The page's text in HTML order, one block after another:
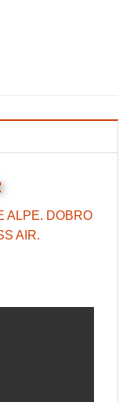
ALPE. DOBRO
AIR.